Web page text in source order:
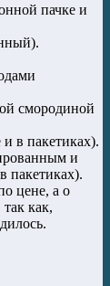
пачке и
смородиной
в пакетиках).
и
пакетиках).
цене, а о
как,